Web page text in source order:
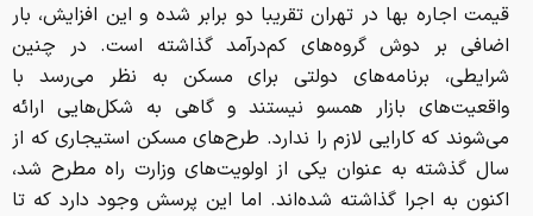
قیمت اجاره بها در تهران تقریبا دو برابر شده و این افزایش، بار
اضافی بر دوش گروه‌های کم‌درآمد گذاشته است. در چنین
شرایطی، برنامه‌های دولتی برای مسکن به نظر می‌رسد با
واقعیت‌های بازار همسو نیستند و گاهی به شکل‌هایی ارائه
می‌شوند که کارایی لازم را ندارد. طرح‌های مسکن استیجاری که از
سال گذشته به عنوان یکی از اولویت‌های وزارت راه مطرح شد،
اکنون به اجرا گذاشته شده‌اند. اما این پرسش وجود دارد که تا